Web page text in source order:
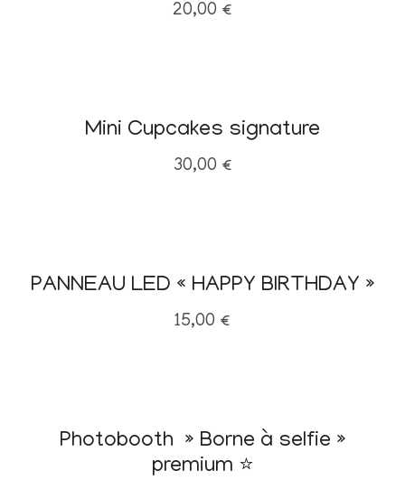
20,00 €
Mini Cupcakes signature
30,00 €
PANNEAU LED « HAPPY BIRTHDAY »
15,00 €
Photobooth » Borne à selfie »
premium ⭐